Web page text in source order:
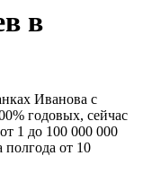
в
Иванова с
годовых, сейчас
1 до 100 000 000
от 10